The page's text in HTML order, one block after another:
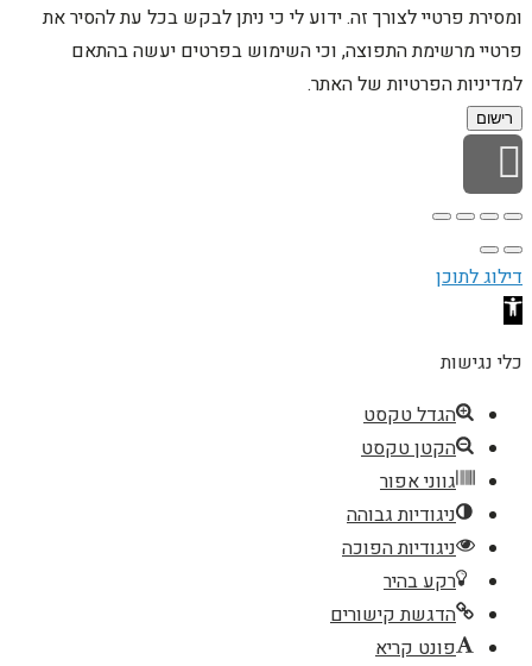
ומסירת פרטיי לצורך זה. ידוע לי כי ניתן לבקש בכל עת להסיר את
פרטיי מרשימת התפוצה, וכי השימוש בפרטים יעשה בהתאם
למדיניות הפרטיות של האתר.
רישום
גלילה לראש העמוד
דילוג לתוכן
פתח סרגל נגישות
כלי נגישות
הגדל טקסט
הקטן טקסט
גווני אפור
ניגודיות גבוהה
ניגודיות הפוכה
רקע בהיר
הדגשת קישורים
פונט קריא